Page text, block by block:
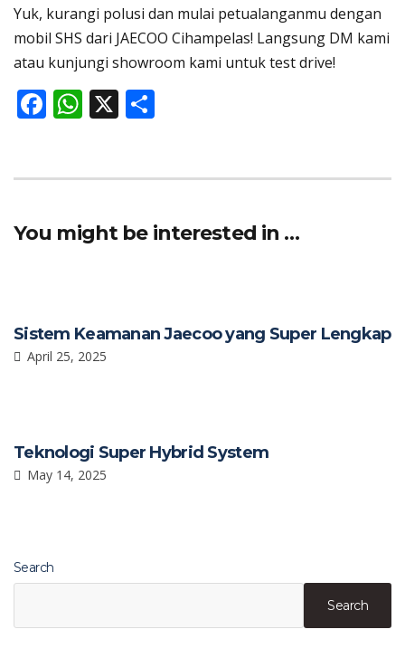
Yuk, kurangi polusi dan mulai petualanganmu dengan
mobil SHS dari JAECOO Cihampelas! Langsung DM kami
atau kunjungi showroom kami untuk test drive!
F
b
o
o
W
s
A
p
X
e
You might be interested in …
Sistem Keamanan Jaecoo yang Super Lengkap
April 25, 2025
Teknologi Super Hybrid System
May 14, 2025
Search
Search